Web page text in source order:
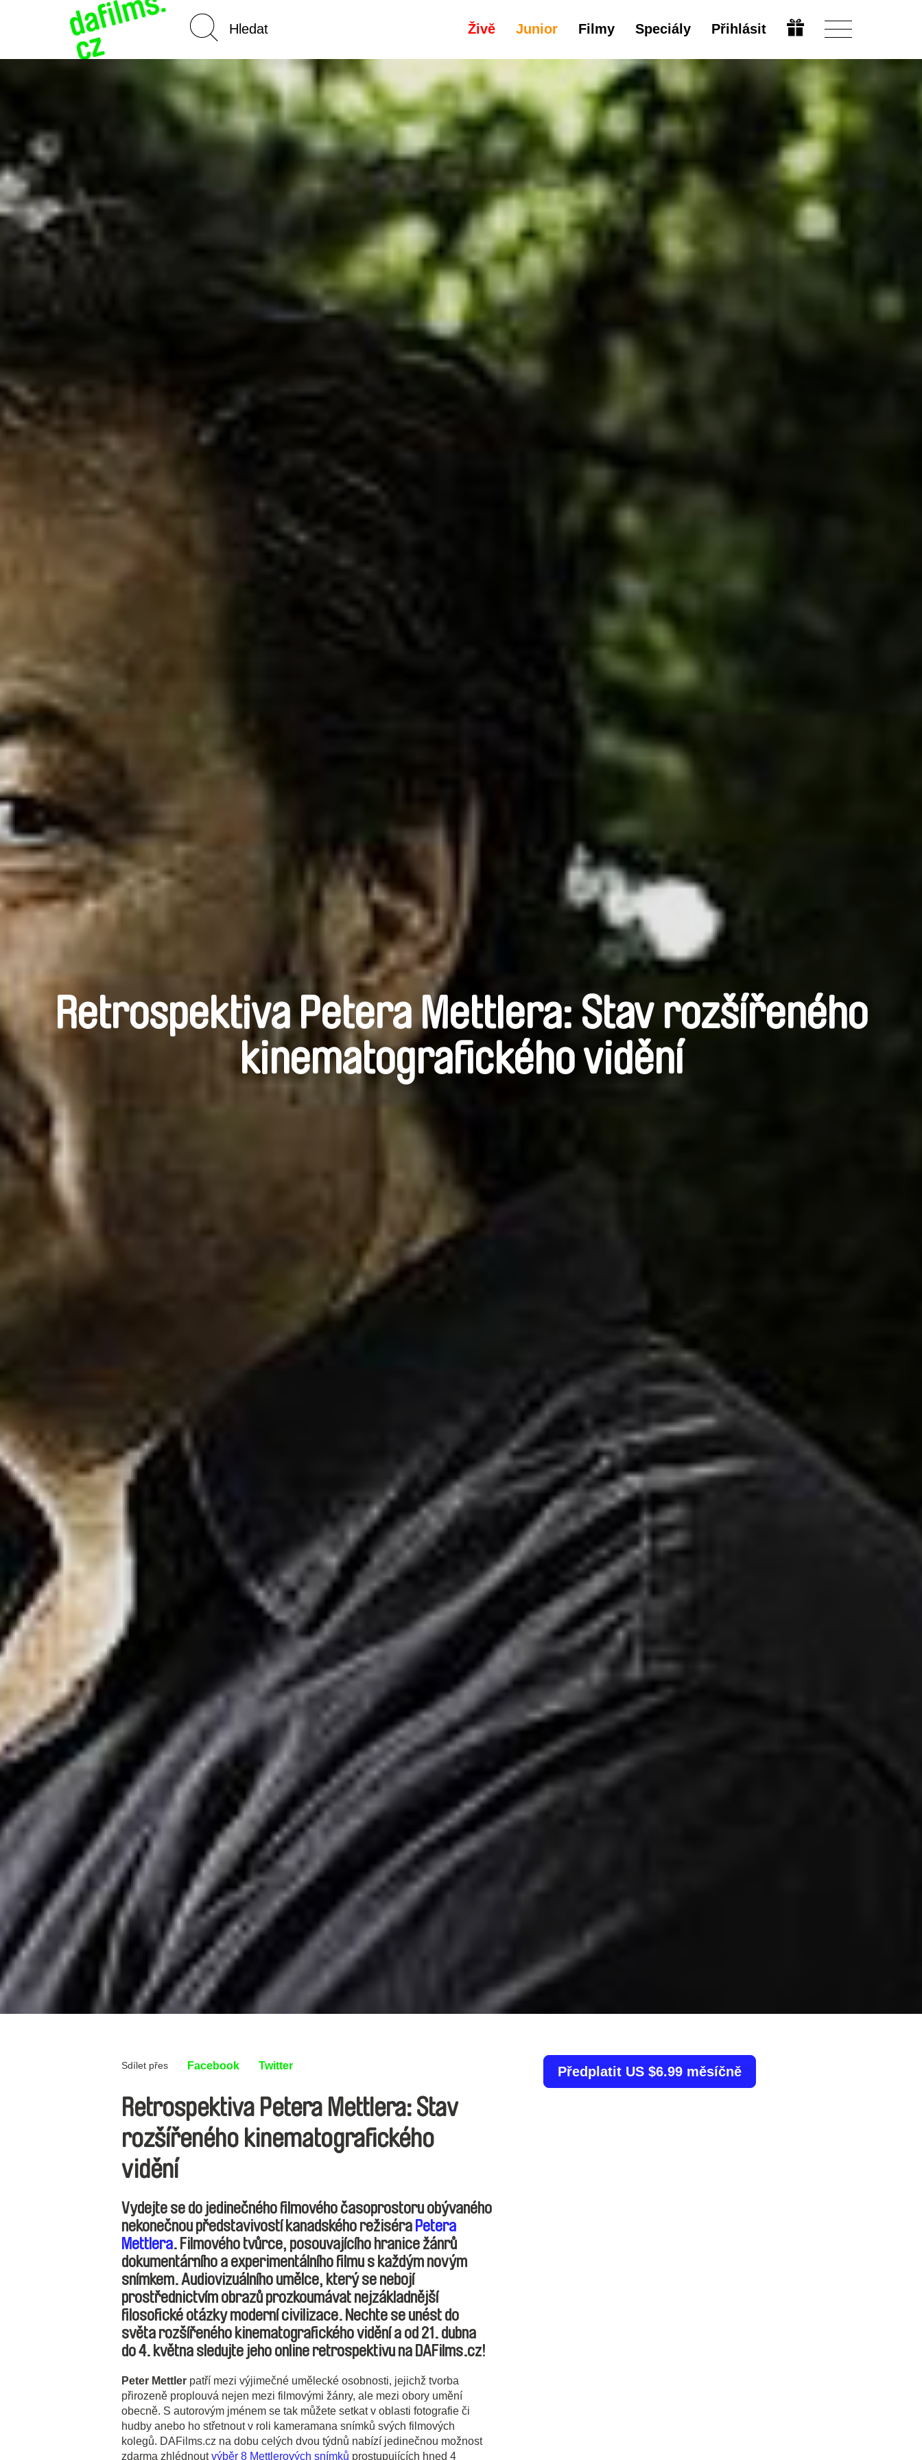
Živě Junior Filmy Speciály Přihlásit
Retrospektiva Petera Mettlera: Stav rozšířeného
kinematografického vidění
Sdílet přes Facebook Twitter
Retrospektiva Petera Mettlera: Stav
rozšířeného kinematografického
vidění
Vydejte se do jedinečného filmového časoprostoru obývaného
nekonečnou představivostí kanadského režiséra Petera
Mettlera. Filmového tvůrce, posouvajícího hranice žánrů
dokumentárního a experimentálního filmu s každým novým
snímkem. Audiovizuálního umělce, který se nebojí
prostřednictvím obrazů prozkoumávat nejzákladnější
filosofické otázky moderní civilizace. Nechte se unést do
světa rozšířeného kinematografického vidění a od 21. dubna
do 4. května sledujte jeho online retrospektivu na DAFilms.cz!
Peter Mettler patří mezi výjimečné umělecké osobnosti, jejichž tvorba
přirozeně proplouvá nejen mezi filmovými žánry, ale mezi obory umění
obecně. S autorovým jménem se tak můžete setkat v oblasti fotografie či
hudby anebo ho střetnout v roli kameramana snímků svých filmových
kolegů. DAFilms.cz na dobu celých dvou týdnů nabízí jedinečnou možnost
zdarma zhlédnoutvýběr 8 Mettlerových snímků prostupujících hned 4
Předplatit US $6.99 měsíčně